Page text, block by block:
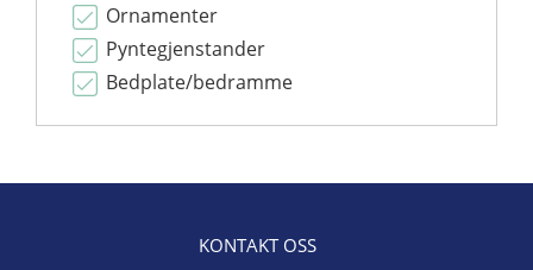
Ornamenter
Pyntegjenstander
Bedplate/bedramme
KONTAKT OSS